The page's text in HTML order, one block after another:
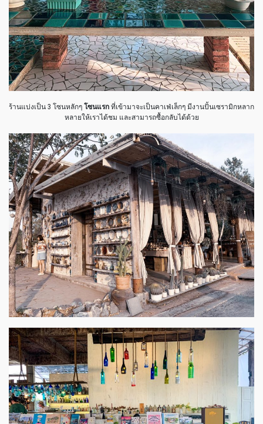
ร้านแบ่งเป็น 3 โซนหลักๆ โซนแรก ที่เข้ามาจะเป็นคาเฟ่เล็กๆ มีงานปั้นเซรามิกหลาก
หลายให้เราได้ชม และสามารถซื้อกลับได้ด้วย